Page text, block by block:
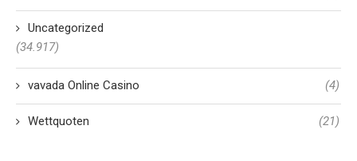
Uncategorized
(34.917)
vavada Online Casino (4)
Wettquoten (21)